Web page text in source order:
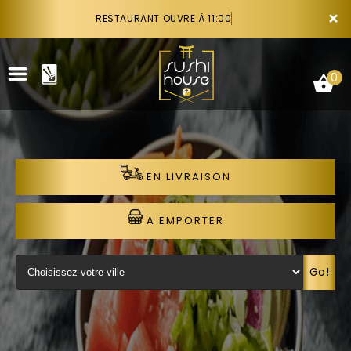
×
RESTAURANT OUVRE À 11:00
VOTRE COMPTE
NOTRE RESTAURANT
VOS AVIS
0
EN LIVRAISON
A EMPORTER
Go!